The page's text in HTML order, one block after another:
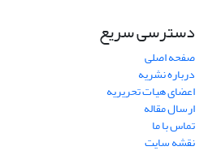
دسترسی سریع
صفحه اصلی
درباره نشریه
اعضای هیات تحریریه
ارسال مقاله
تماس با ما
نقشه سایت